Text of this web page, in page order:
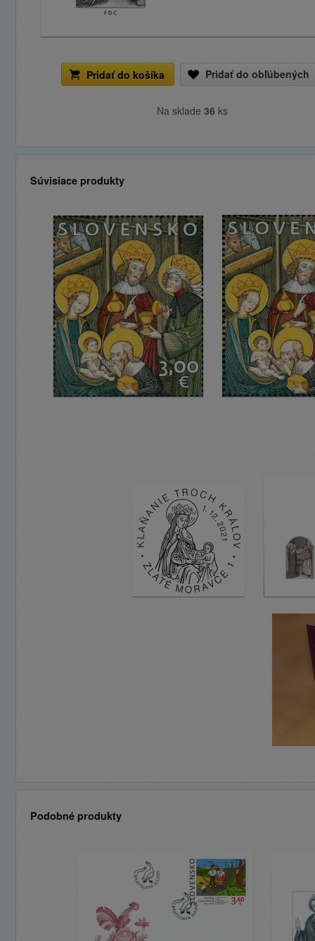
Pridať do košíka Pridať do obľúbených
Na sklade 36 ks
Súvisiace produkty
Podobné produkty